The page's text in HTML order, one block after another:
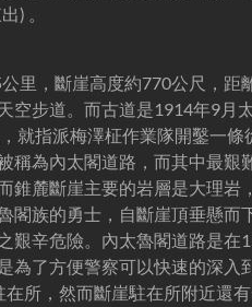
) 。
里，斷崖高度約770公尺，
空步道。而古道是1914年9月
就指派梅澤柾作業隊開鑿一
稱為內太閣道路，而其中最
錐麓斷崖主要的岩層是大理
閣族的勇士，自斷崖頂垂懸
艱辛危險。內太魯閣道路是
為了方便警察可以快速的深
所，然而斷崖駐在所附近還